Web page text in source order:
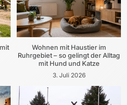
Wohnen mit Haustier im
Ruhrgebiet – so gelingt der Alltag
mit Hund und Katze
3. Juli 2026